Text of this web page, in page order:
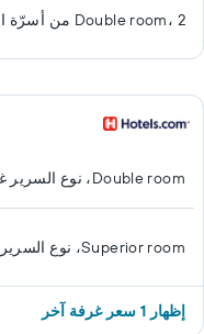
Double room، 2 من أسرّة التوأم
Double room، نوع السرير غير معروف
Superior room، نوع السرير غير معروف
إظهار 1 سعر غرفة آخر